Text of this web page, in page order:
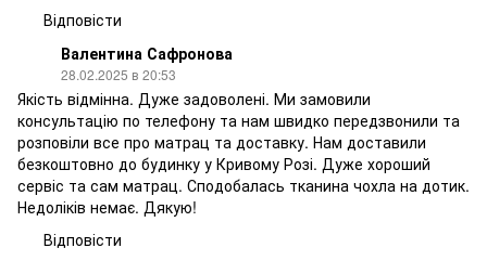
Відповісти
Валентина Сафронова
28.02.2025 в 20:53
Якість відмінна. Дуже задоволені. Ми замовили
консультацію по телефону та нам швидко передзвонили та
розповіли все про матрац та доставку. Нам доставили
безкоштовно до будинку у Кривому Розі. Дуже хороший
сервіс та сам матрац. Сподобалась тканина чохла на дотик.
Недоліків немає. Дякую!
Відповісти